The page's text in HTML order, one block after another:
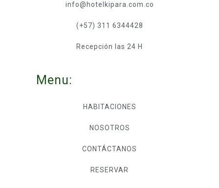
info@hotelkipara.com.co
(+57) 311 6344428
Recepción las 24 H
Menu:
HABITACIONES
NOSOTROS
CONTÁCTANOS
RESERVAR